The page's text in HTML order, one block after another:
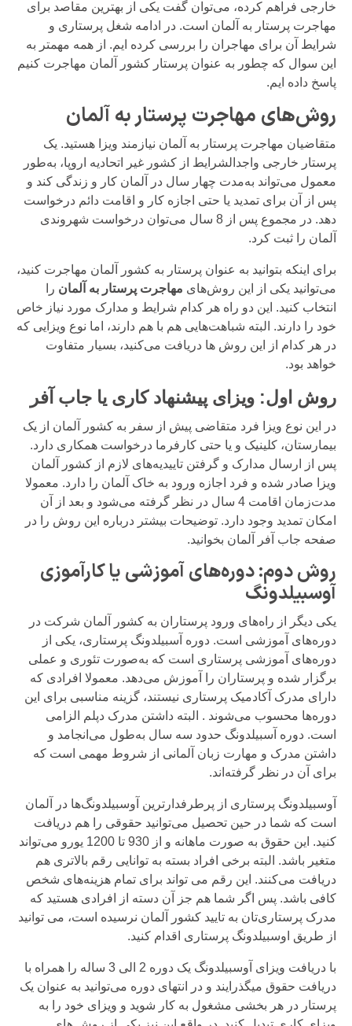
خارجی فراهم کرده، می‌توان گفت یکی از بهترین مقاصد برای
مهاجرت پرستار به آلمان است. در ادامه شغل پرستاری و
شرایط آن برای مهاجران را بررسی کرده ایم. از همه مهمتر به
این سوال که چطور به عنوان پرستار کشور آلمان مهاجرت کنیم
پاسخ داده ایم.
روش‌های مهاجرت پرستار به آلمان
متقاضیان مهاجرت پرستار به آلمان نیازمند ویزا هستید. یک
پرستار خارجی واجد‌الشرایط از کشور غیر اتحادیه اروپا، به‌طور
معمول می‌تواند به‌مدت چهار سال در آلمان کار و زندگی کند و
پس از آن برای تمدید یا حتی اجازه کار و اقامت دائم درخواست
دهد. در مجموع پس از 8 سال می‌توان درخواست شهروندی
آلمان را ثبت کرد.
برای اینکه بتوانید به عنوان پرستار به کشور آلمان مهاجرت کنید،
می‌توانید یکی از این روش‌هایمهاجرت پرستار به آلمانرا
انتخاب کنید. این دو راه هر کدام شرایط و مدارک مورد نیاز خاص
خود را دارند. البته شباهت‌هایی هم با هم دارند، اما نوع ویزایی که
در هر کدام از این روش ها دریافت می‌کنید، بسیار متفاوت
خواهد بود.
روش اول: ویزای پیشنهاد کاری یا جاب آفر
در این نوع ویزا فرد متقاضی پیش از سفر به کشور آلمان از یک
بیمارستان، کلینیک و یا حتی کارفرما درخواست همکاری دارد.
پس از ارسال مدارک و گرفتن تاییدیه‌های لازم از کشور آلمان
ویزا صادر شده و فرد اجازه ورود به خاک آلمان را دارد. معمولا
مدت‌زمان اقامت 4 سال در نظر گرفته می‌شود و بعد از آن
امکان تمدید وجود دارد. توضیحات بیشتر درباره این روش را در
صفحه جاب آفر آلمان بخوانید.
روش دوم: دوره‌های آموزشی یا کارآموزی
آوسبیلدونگ
یکی دیگر از راه‌های ورود پرستاران به کشور آلمان شرکت در
دوره‌های آموزشی است. دوره آسبیلدونگ پرستاری، یکی از
دوره‌های آموزشی پرستاری است که به‌صورت تئوری و عملی
برگزار شده و پرستاران را آموزش می‌دهد. معمولا افرادی که
دارای مدرک آکادمیک پرستاری نیستند، گزینه مناسبی برای این
دوره‌ها محسوب می‌شوند . البته داشتن مدرک دپلم الزامی
است. دوره آسبیلدونگ حدود سه سال به‌طول می‌انجامد و
داشتن مدرک و مهارت زبان آلمانی از شروط مهمی است که
برای آن در نظر گرفته‌اند.
آوسبیلدونگ پرستاری از پرطرفدارترین آوسبیلدونگ‌ها در آلمان
است که شما در حین تحصیل می‌توانید حقوقی را هم دریافت
کنید. این حقوق به صورت ماهانه و از 930 تا 1200 یورو می‌تواند
متغیر باشد. البته برخی افراد بسته به توانایی رقم بالاتری هم
دریافت می‌کنند. این رقم می تواند برای تمام هزینه‌های شخص
کافی باشد. پس اگر شما هم جز آن دسته از افرادی هستید که
مدرک پرستاری‌تان به تایید کشور آلمان نرسیده است، می توانید
از طریق اوسبیلدونگ پرستاری اقدام کنید.
با دریافت ویزای آوسبیلدونگ یک دوره 2 الی 3 ساله را همراه با
دریافت حقوق میگذرایند و در انتهای دوره می‌توانید به عنوان یک
پرستار در هر بخشی مشغول به کار شوید و ویزای خود را به